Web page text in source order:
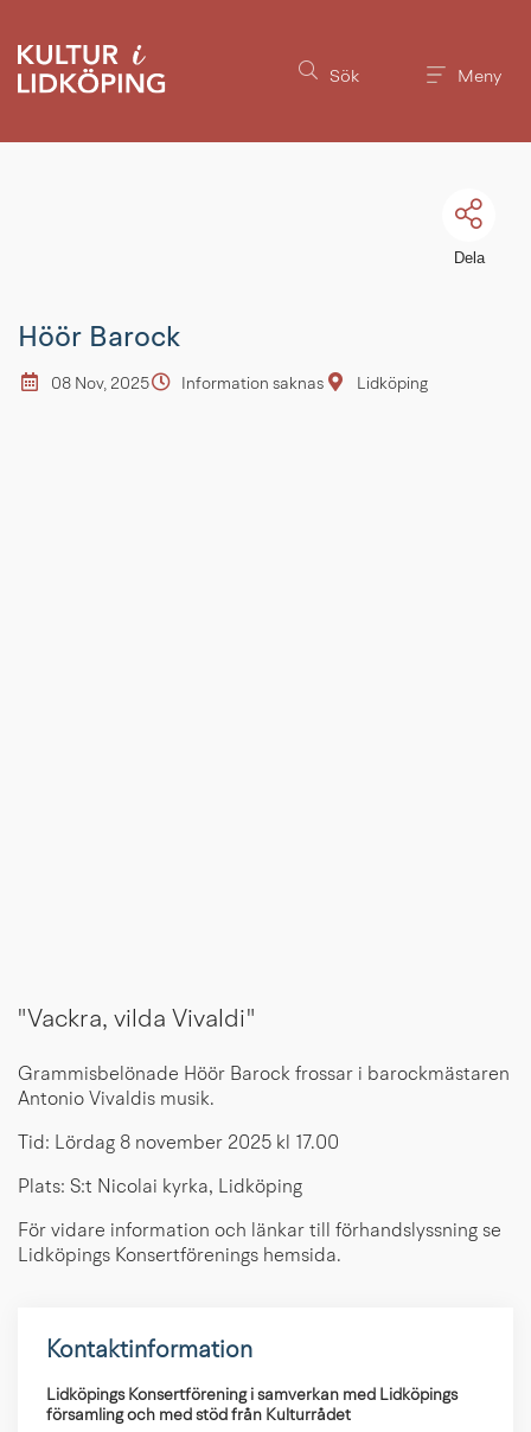
Sök Meny
Dela
Höör Barock
08 Nov, 2025 Information saknas Lidköping
"Vackra, vilda Vivaldi"
Grammisbelönade Höör Barock frossar i barockmästaren
Antonio Vivaldis musik.
Tid: Lördag 8 november 2025 kl 17.00
Plats: S:t Nicolai kyrka, Lidköping
För vidare information och länkar till förhandslyssning se
Lidköpings Konsertförenings hemsida.
Kontaktinformation
Lidköpings Konsertförening i samverkan med Lidköpings
församling och med stöd från Kulturrådet